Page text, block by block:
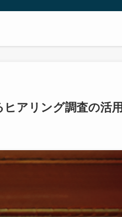
アリング調査の活用